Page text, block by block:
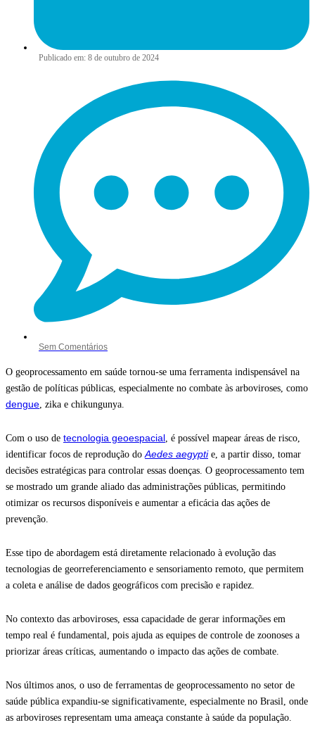
Publicado em: 8 de outubro de 2024
Sem Comentários
O geoprocessamento em saúde tornou-se uma ferramenta indispensável na
gestão de políticas públicas, especialmente no combate às arboviroses, como
dengue, zika e chikungunya.
Com o uso de tecnologia geoespacial, é possível mapear áreas de risco,
identificar focos de reprodução doAedes aegyptie, a partir disso, tomar
decisões estratégicas para controlar essas doenças. O geoprocessamento tem
se mostrado um grande aliado das administrações públicas, permitindo
otimizar os recursos disponíveis e aumentar a eficácia das ações de
prevenção.
Esse tipo de abordagem está diretamente relacionado à evolução das
tecnologias de georreferenciamento e sensoriamento remoto, que permitem
a coleta e análise de dados geográficos com precisão e rapidez.
No contexto das arboviroses, essa capacidade de gerar informações em
tempo real é fundamental, pois ajuda as equipes de controle de zoonoses a
priorizar áreas críticas, aumentando o impacto das ações de combate.
Nos últimos anos, o uso de ferramentas de geoprocessamento no setor de
saúde pública expandiu-se significativamente, especialmente no Brasil, onde
as arboviroses representam uma ameaça constante à saúde da população.